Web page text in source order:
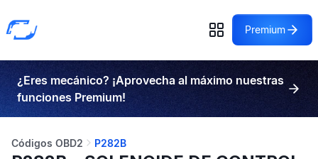
Premium
¿Eres mecánico? ¡Aprovecha al máximo nuestras
funciones Premium!
Códigos OBD2 P282B